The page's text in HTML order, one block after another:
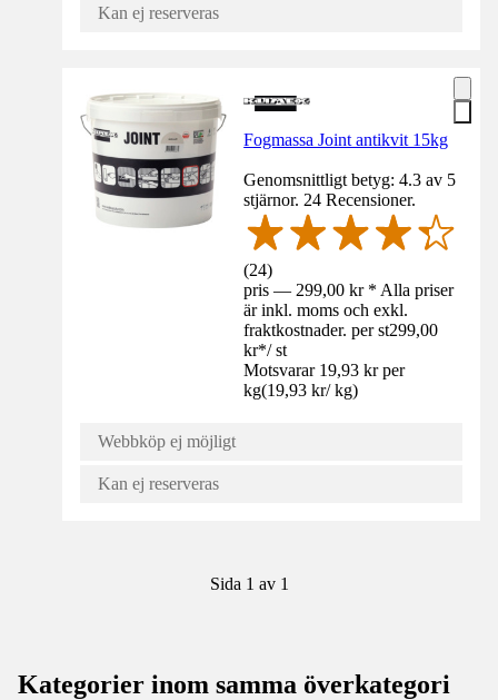
Kan ej reserveras
Fogmassa Joint antikvit 15kg
Genomsnittligt betyg: 4.3 av 5
stjärnor. 24 Recensioner.
(24)
pris — 299,00 kr * Alla priser
är inkl. moms och exkl.
fraktkostnader. per st299,00
kr*/ st
Motsvarar 19,93 kr per
kg(19,93 kr/ kg)
Webbköp ej möjligt
Kan ej reserveras
Sida 1 av 1
Kategorier inom samma överkategori